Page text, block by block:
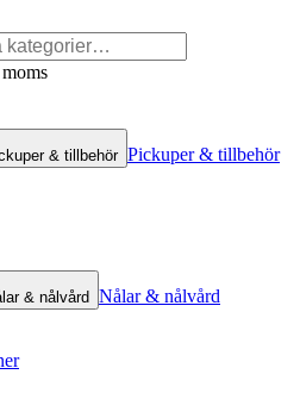
& tillbehör Pickuper & tillbehör
& nålvård Nålar & nålvård